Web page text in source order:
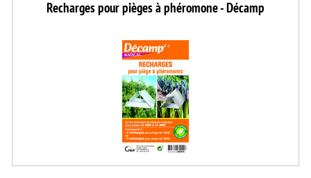
Recharges pour pièges à phéromone - Décamp